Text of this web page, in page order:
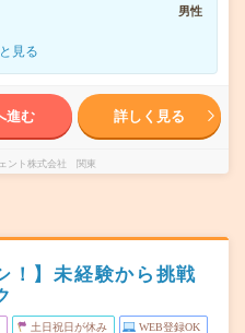
男性
見る
進む 詳しく見る
ント株式会社 関東
！】未経験から挑戦
土日祝日が休み WEB登録OK